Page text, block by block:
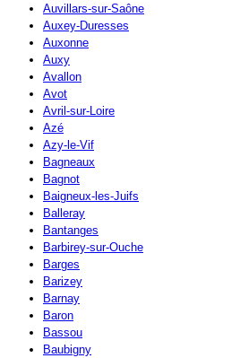
Auvillars-sur-Saône
Auxey-Duresses
Auxonne
Auxy
Avallon
Avot
Avril-sur-Loire
Azé
Azy-le-Vif
Bagneaux
Bagnot
Baigneux-les-Juifs
Balleray
Bantanges
Barbirey-sur-Ouche
Barges
Barizey
Barnay
Baron
Bassou
Baubigny